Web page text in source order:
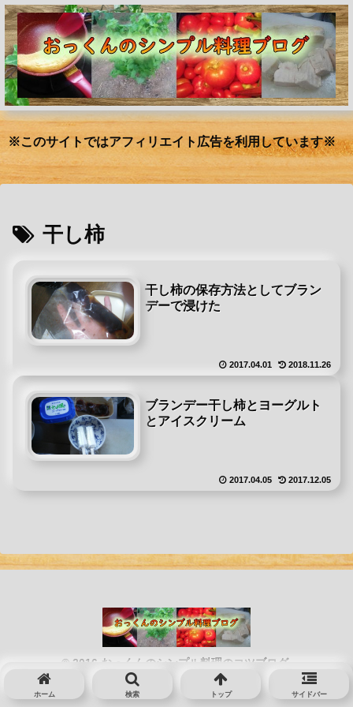
※このサイトではアフィリエイト広告を利用しています※
干し柿
干し柿の保存方法としてブラン
デーで浸けた
2017.04.01 2018.11.26
ブランデー干し柿とヨーグルト
とアイスクリーム
2017.04.05 2017.12.05
© 2016 おっくんのシンプル料理のコツブログ.
ホーム 検索 トップ サイドバー